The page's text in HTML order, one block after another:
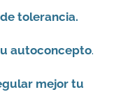
tolerancia.
autoconcepto.
mejor tu